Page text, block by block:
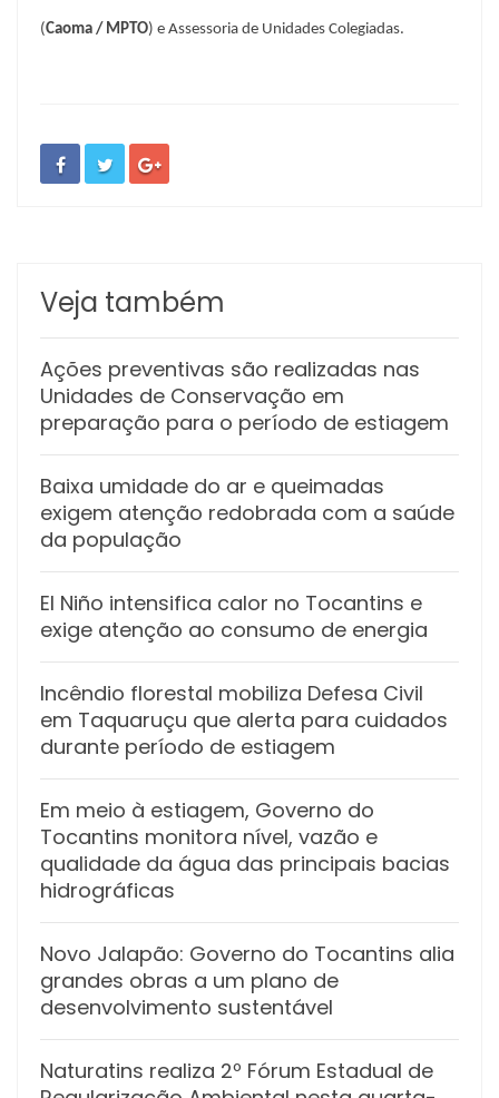
(Caoma / MPTO) e Assessoria de Unidades Colegiadas.
Veja também
Ações preventivas são realizadas nas
Unidades de Conservação em
preparação para o período de estiagem
Baixa umidade do ar e queimadas
exigem atenção redobrada com a saúde
da população
El Niño intensifica calor no Tocantins e
exige atenção ao consumo de energia
Incêndio florestal mobiliza Defesa Civil
em Taquaruçu que alerta para cuidados
durante período de estiagem
Em meio à estiagem, Governo do
Tocantins monitora nível, vazão e
qualidade da água das principais bacias
hidrográficas
Novo Jalapão: Governo do Tocantins alia
grandes obras a um plano de
desenvolvimento sustentável
Naturatins realiza 2º Fórum Estadual de